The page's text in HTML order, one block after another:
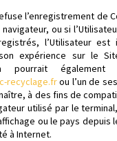
l’enregistrement de
ou si
l’Utilisateur est
expérience sur le
pourrait
recyclage.frou l’un de
à des fins de
utilisé par le
ou le pays depuis
à Internet.